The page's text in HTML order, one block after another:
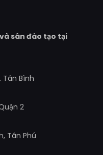
sân đào tạo tại
Tân Bình
2
Tân Phú